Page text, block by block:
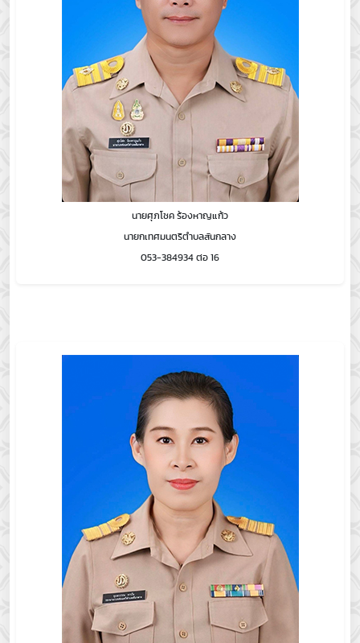
นายศุภโชค ร้องหาญแก้ว
นายกเทศมนตรีตำบลสันกลาง
053-384934 ต่อ 16